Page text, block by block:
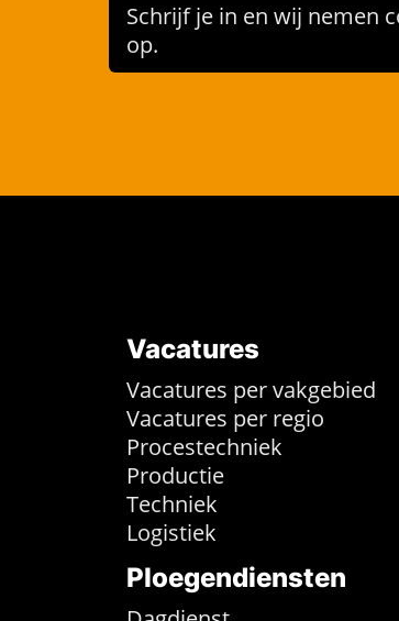
Schrijf je in en wij nemen
op.
Vacatures
Vacatures per vakgebied
Vacatures per regio
Procestechniek
Productie
Techniek
Logistiek
Ploegendiensten